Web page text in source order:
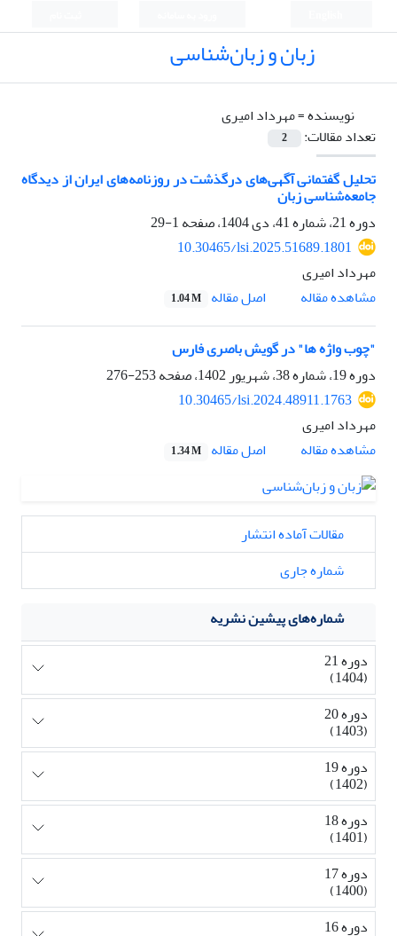
زبان و زبان‌شناسی
نویسنده =مهرداد امیری
تعداد مقالات:
2
تحلیل گفتمانی آگهی‌های درگذشت در روزنامه‌های ایران از دیدگاه
جامعه‌شناسی زبان
دوره 21، شماره 41، دی 1404، صفحه
1-29
10.30465/lsi.2025.51689.1801
مهرداد امیری
مشاهده مقاله
اصل مقاله 1.04 M
"چوب واژه ها" در گویش باصری فارس
دوره 19، شماره 38، شهریور 1402، صفحه
253-276
10.30465/lsi.2024.48911.1763
مهرداد امیری
مشاهده مقاله
اصل مقاله 1.34 M
مقالات آماده انتشار
شماره جاری
شماره‌های پیشین نشریه
دوره 21
(1404)
دوره 20
(1403)
دوره 19
(1402)
دوره 18
(1401)
دوره 17
(1400)
دوره 16